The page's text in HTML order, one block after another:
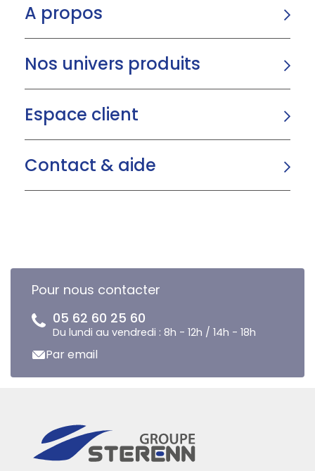
A propos
Nos univers produits
Espace client
Contact & aide
Pour nous contacter
05 62 60 25 60
Du lundi au vendredi : 8h - 12h / 14h - 18h
Par email